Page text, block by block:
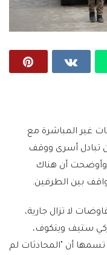
غير المباشرة مع
تبادل أسرى ووقف
وأوضحت أن هناك
بين الطرفين.
لا تزال جارية،
ستيف ويتكوف،
أن "المحادثات لم